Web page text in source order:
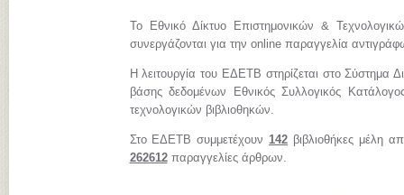
Το Εθνικό Δίκτυο Επιστημονικών &
συνεργάζονται για την online παραγγελία
Η λειτουργία του ΕΔΕΤΒ στηρίζεται στο Σύστημα
βάσης δεδομένων Εθνικός Συλλογικός
τεχνολογικών βιβλιοθηκών.
Στο ΕΔΕΤΒ συμμετέχουν142 βιβλιοθήκες μέλη
262612παραγγελίες άρθρων.